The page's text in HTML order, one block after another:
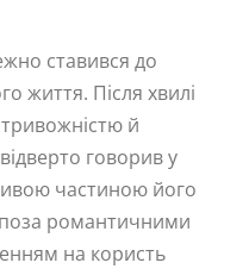
ставився до
життя. Після хвилі
тривожністю й
говорив у
частиною його
романтичними
на користь